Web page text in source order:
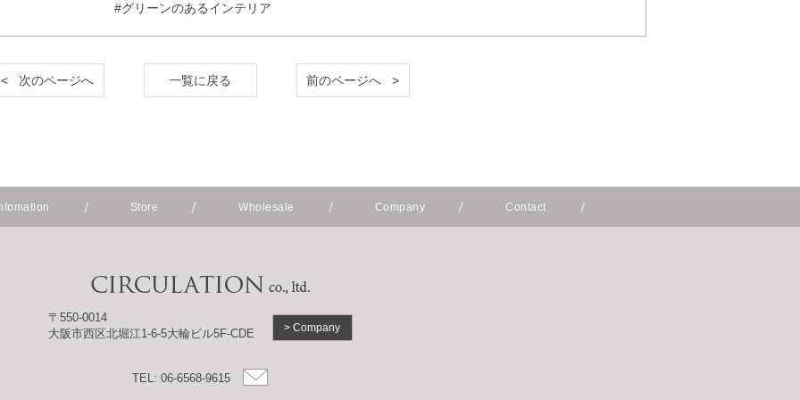
#グリーンのあるインテリア
< 次のページへ 一覧に戻る 前のページへ >
Store Wholesale Company Contact
〒550-0014
大阪市西区北堀江1-6-5大輪ビル5F-CDE
> Company
TEL: 06-6568-9615